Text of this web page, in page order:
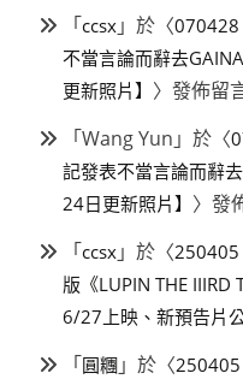
「ccsx 」於〈070428
不當言論而辭去
更新照片】 〉發佈留
「Wang Yun 」於〈
記發表不當言論而辭
24日更新照片】 〉發
「ccsx 」於〈250405
版《LUPIN THE IIIRD
6/27上映、新預告片
「圓糰 」於〈